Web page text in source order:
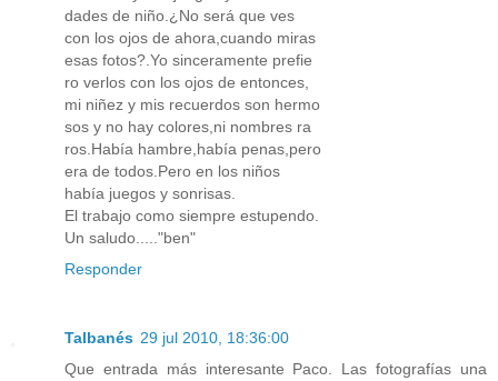
dades de niño.¿No será que ves
con los ojos de ahora,cuando miras
esas fotos?.Yo sinceramente prefie
ro verlos con los ojos de entonces,
mi niñez y mis recuerdos son hermo
sos y no hay colores,ni nombres ra
ros.Había hambre,había penas,pero
era de todos.Pero en los niños
había juegos y sonrisas.
El trabajo como siempre estupendo.
Un saludo....."ben"
Responder
Talbanés 29 jul 2010, 18:36:00
Que entrada más interesante Paco. Las fotografías una